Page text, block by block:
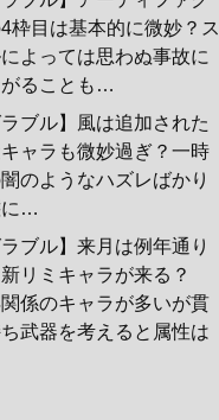
4枠目は基本的に微妙？ス
よっては思わぬ事故に
ることも…
ラブル】風は追加された
ャラも微妙過ぎ？一時
のようなハズレばかり
に…
ラブル】来月は例年通り
リミキャラが来る？
係のキャラが多いが貫
武器を考えると属性は